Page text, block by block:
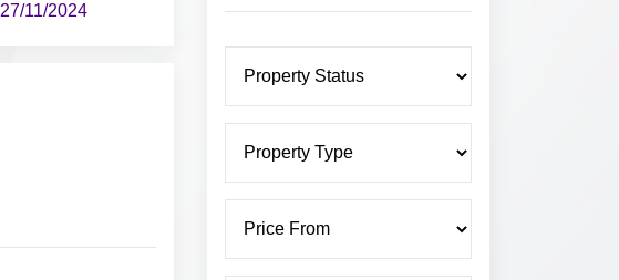
27/11/2024